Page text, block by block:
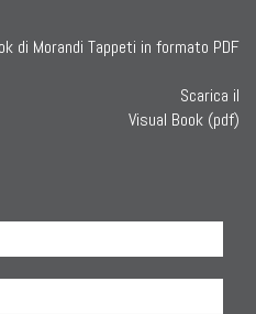
Scarica il
Visual Book (pdf)